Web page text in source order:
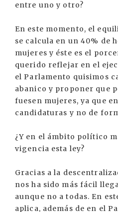
entre uno y otro?
En este momento, el
se calcula en un 40% de
mujeres y éste es el
querido reflejar en el
el Parlamento quisimos
abanico y proponer que
fuesen mujeres, ya que
candidaturas y no de
¿Y en el ámbito político
vigencia esta ley?
Gracias a la
nos ha sido más fácil
aunque no a todas. En
aplica, además de en el